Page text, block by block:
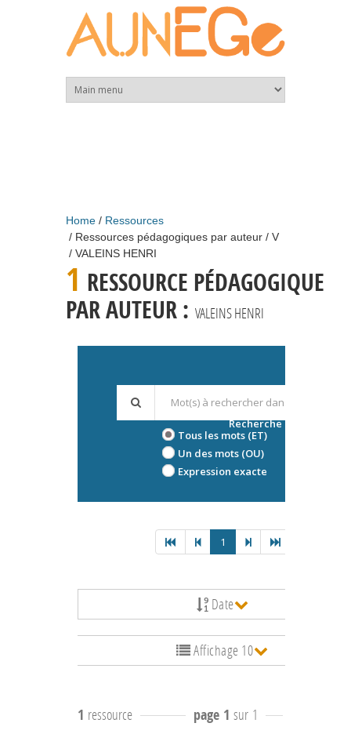
Home
Ressources
Ressources pédagogiques par auteur
V
VALEINS HENRI
1 RESSOURCE PÉDAGOGIQUE
PAR AUTEUR : VALEINS HENRI
Tous les mots (ET)
Un des mots (OU)
Expression exacte
Recherche avancée
1
Date
Affichage 10
1 ressource page 1 sur 1